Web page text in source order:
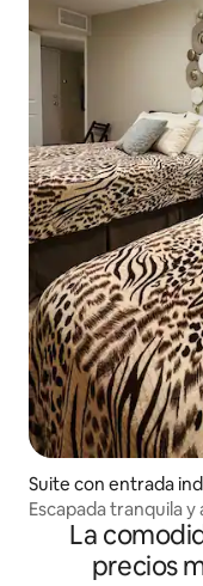
Suite con entrada
Escapada tranquila
La
precios